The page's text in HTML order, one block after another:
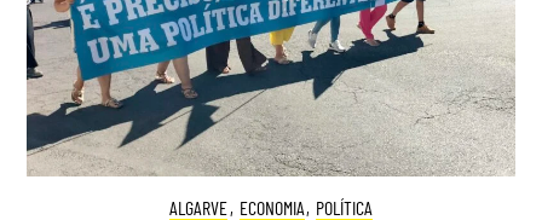
ALGARVE, ECONOMIA, POLÍTICA